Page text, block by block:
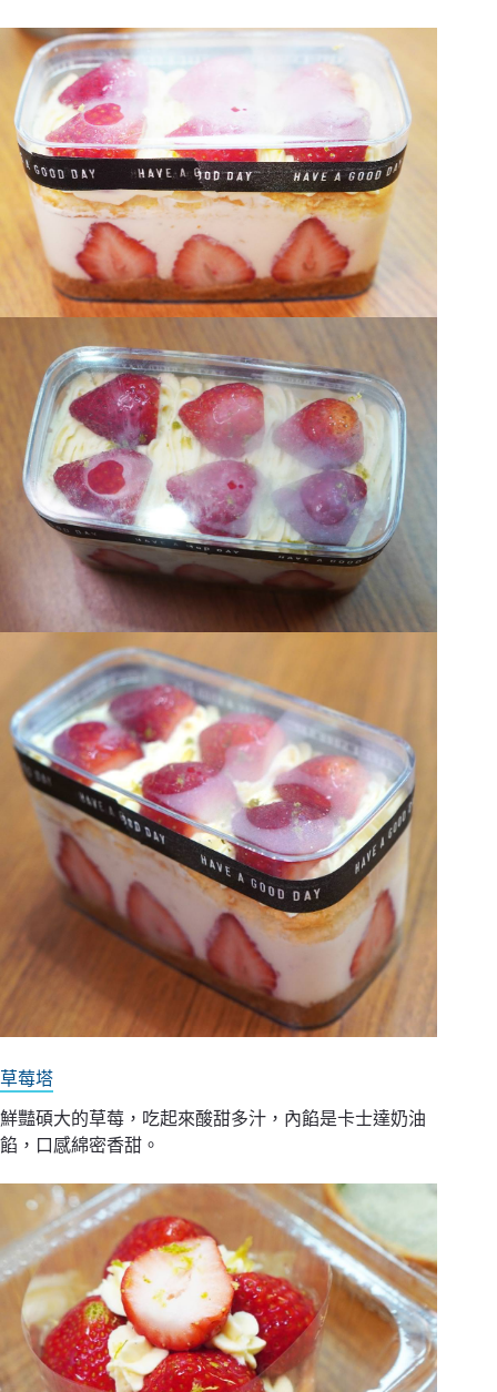
草莓塔
鮮豔碩大的草莓，吃起來酸甜多汁，內餡是卡士達奶油
餡，口感綿密香甜。